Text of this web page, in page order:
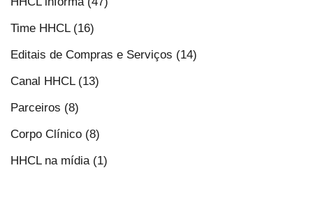
Time HHCL (16)
Editais de Compras e Serviços (14)
Canal HHCL (13)
Parceiros (8)
Corpo Clínico (8)
HHCL na mídia (1)